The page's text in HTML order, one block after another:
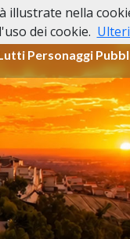
Personaggi
nella
dei cookie.